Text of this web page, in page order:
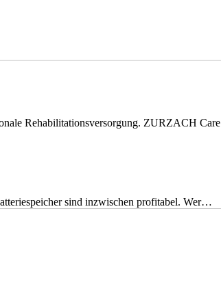
Rehabilitationsversorgung. ZURZACH
sind inzwischen profitabel. Wer…